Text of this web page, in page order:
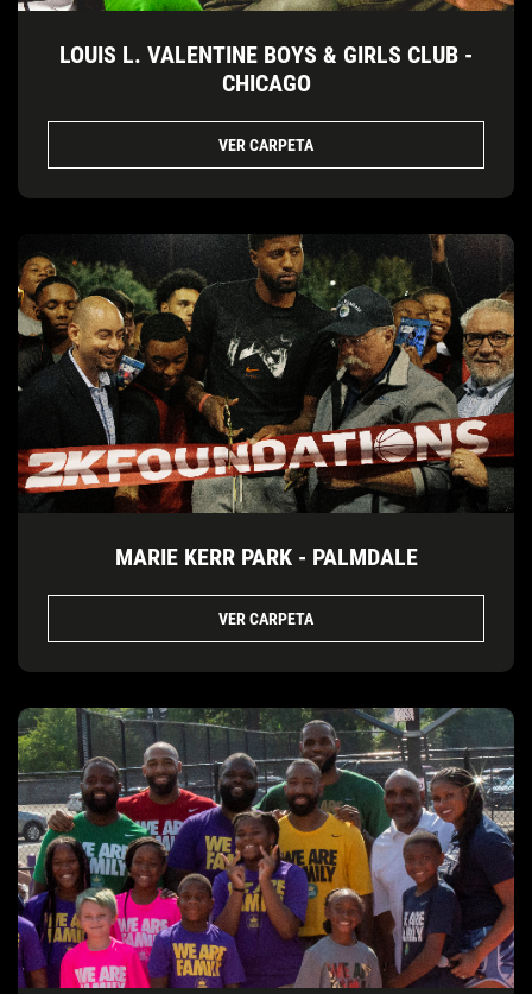
LOUIS L. VALENTINE BOYS & GIRLS CLUB -
CHICAGO
VER CARPETA
MARIE KERR PARK - PALMDALE
VER CARPETA